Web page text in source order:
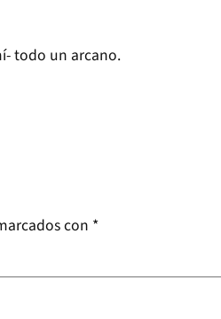
todo un arcano.
con *